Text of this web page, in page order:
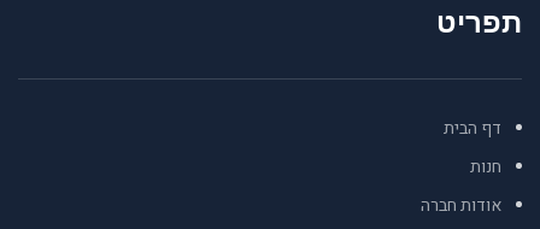
תפריט
דף הבית
חנות
אודות חברה